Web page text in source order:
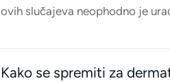
ovih slučajeva neophodno je
Kako se spremiti za